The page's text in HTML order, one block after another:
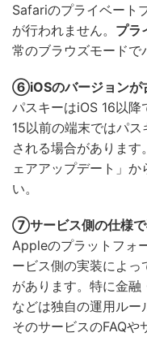
Safariのプライベート
が行われません。 プラ
常のブラウズモードで
⑥iOSのバージョンが
パスキーはiOS 16以
15以前の端末ではパ
される場合がありま
ェアアップデート」
い。
⑦サービス側の仕様で
Appleのプラットフォ
ービス側の実装によっ
があります。特に金
などは独自の運用ルー
そのサービスのFAQや